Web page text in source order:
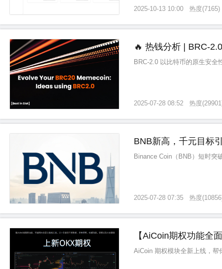
2025-10-13 10:00 热度(7165)
🔥 热钱分析 | BRC-
BRC-2.0 以比特币的原生安
2025-07-28 08:52 热度(29901
BNB新高，千元目标
Binance Coin（BNB）短时突
2025-07-28 07:35 热度(10856
【AiCoin期权功能全
AiCoin 期权模块全新上线，